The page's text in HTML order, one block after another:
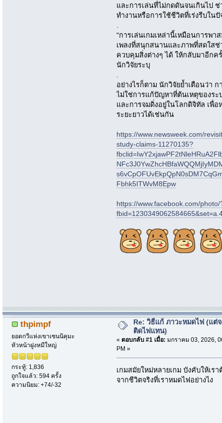
และการเล่นที่ไม่กดดันจนเกินไป
ทำงานหรือการใช้ชีวิตที่เร่งรีบใน
"การเล่นเกมเหล่านี้เหมือนการพา
เพลงที่สนุกสนานและภาพที่สดใสช่
ควบคุมสิ่งต่างๆ ได้ ให้กลับมาอีกค
นักวิจัยระบุ
อย่างไรก็ตาม นักวิจัยย้ำเตือนว่า ก
ไม่ใช่การแก้ปัญหาที่ต้นเหตุของร
และการจมดิ่งอยู่ในโลกดิจิทัล เพื่
ระยะยาวได้เช่นกัน
https://www.newsweek.com/
study-claims-11270135?
Fbhk5ITWvM8Epw
https://www.facebook.com/photo/
thpimpf
ยอดกวีแห่งเขาเซนนิคุมะ
หัวหน้าฝูงหมีใหญ่
กระทู้: 1,836
ถูกใจแล้ว: 594 ครั้ง
ความนิยม: +74/-32
Re: วิธีแก้ ภาวะหมดไฟ (แต่
ติดไฟแทน)
« ตอบกลับ #1 เมื่อ: มกราคม 03, 2026,
PM »
เกมสมัยใหม่หลายเกม บังคับให้เร
จากชีวิตจริงที่เราหมดไฟอย่างไง